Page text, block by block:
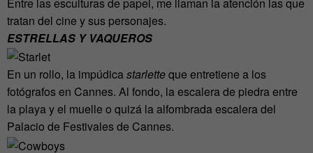
tratan del cine y sus personajes.
ESTRELLAS Y VAQUEROS
En un rollo, la impúdicastarletteque entretiene a los
fotógrafos en Cannes. Al fondo, la escalera de piedra entre
la playa y el muelle o quizá la alfombrada escalera del
Palacio de Festivales de Cannes.